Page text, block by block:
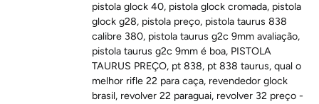
pistola glock 40, pistola glock cromada, pistola
glock g28, pistola preço, pistola taurus 838
calibre 380, pistola taurus g2c 9mm avaliação,
pistola taurus g2c 9mm é boa, PISTOLA
TAURUS PREÇO, pt 838, pt 838 taurus,qual o
melhor rifle 22 para caça, revendedor glock
brasil, revolver 22 paraguai, revolver 32 preço -